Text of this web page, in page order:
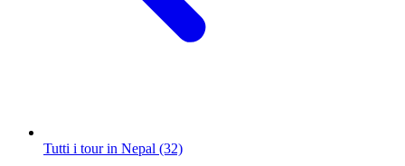
Tutti i tour in Nepal (32)